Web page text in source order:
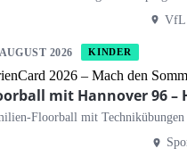
VfL
2026 KINDER
2026 – Mach den
mit Hannover 96 –
Floorball mit Technikübungen